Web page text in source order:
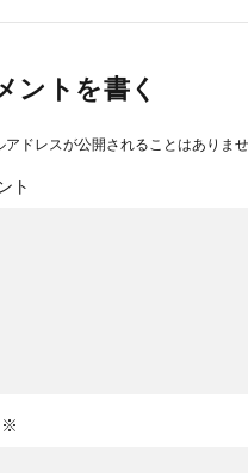
ントを書く
アドレスが公開されることはありませ
ト
※